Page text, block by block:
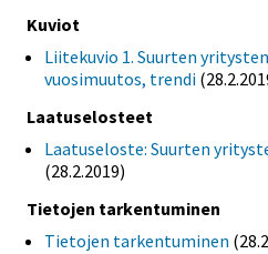
Kuviot
Liitekuvio 1. Suurten
vuosimuutos, trendi
Laatuselosteet
Laatuseloste: Suurten
(28.2.2019)
Tietojen tarkentuminen
Tietojen tarkentuminen